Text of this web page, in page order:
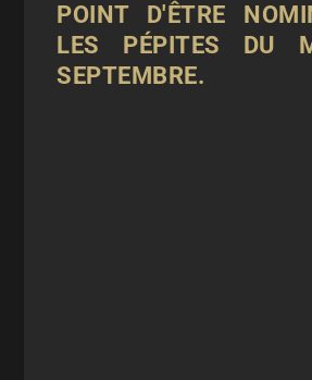
POINT D'ÊTRE
LES PÉPITES DU
SEPTEMBRE.